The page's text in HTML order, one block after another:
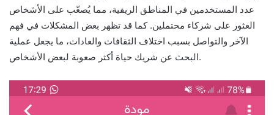
عدد المستخدمين في المناطق الريفية، مما يُصعّب على الأشخاص
العثور على شركاء محتملين. كما قد تظهر بعض المشكلات في فهم
الآخر والتواصل بسبب اختلاف الثقافات والعادات، ما يجعل عملية
البحث عن شريك حياة أكثر صعوبة لبعض الأشخاص.